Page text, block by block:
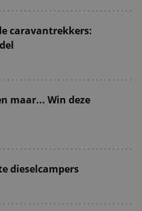
caravantrekkers:
maar... Win deze
dieselcampers